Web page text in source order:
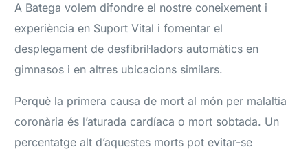
A Batega volem difondre el nostre coneixement i
experiència en Suport Vital i fomentar el
desplegament de desfibril·ladors automàtics en
gimnasos i en altres ubicacions similars.
Perquè la primera causa de mort al món per malaltia
coronària és l’aturada cardíaca o mort sobtada. Un
percentatge alt d’aquestes morts pot evitar-se